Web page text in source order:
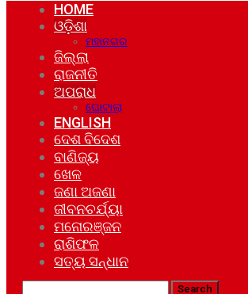
HOME
ଓଡ଼ିଶା
ମହାନଗର
ଜିଲ୍ଲା
ରାଜନୀତି
ଅପରାଧ
ଘୋଟାଲା
ENGLISH
ଦେଶ ବିଦେଶ
ବାଣିଜ୍ୟ
ଖେଳ
ଜଣା ଅଜଣା
ଜୀବନଚର୍ଯ୍ୟା
ମନୋରଞ୍ଜନ
ରାଶିଫଳ
ସତ୍ୟ ସନ୍ଧାନ